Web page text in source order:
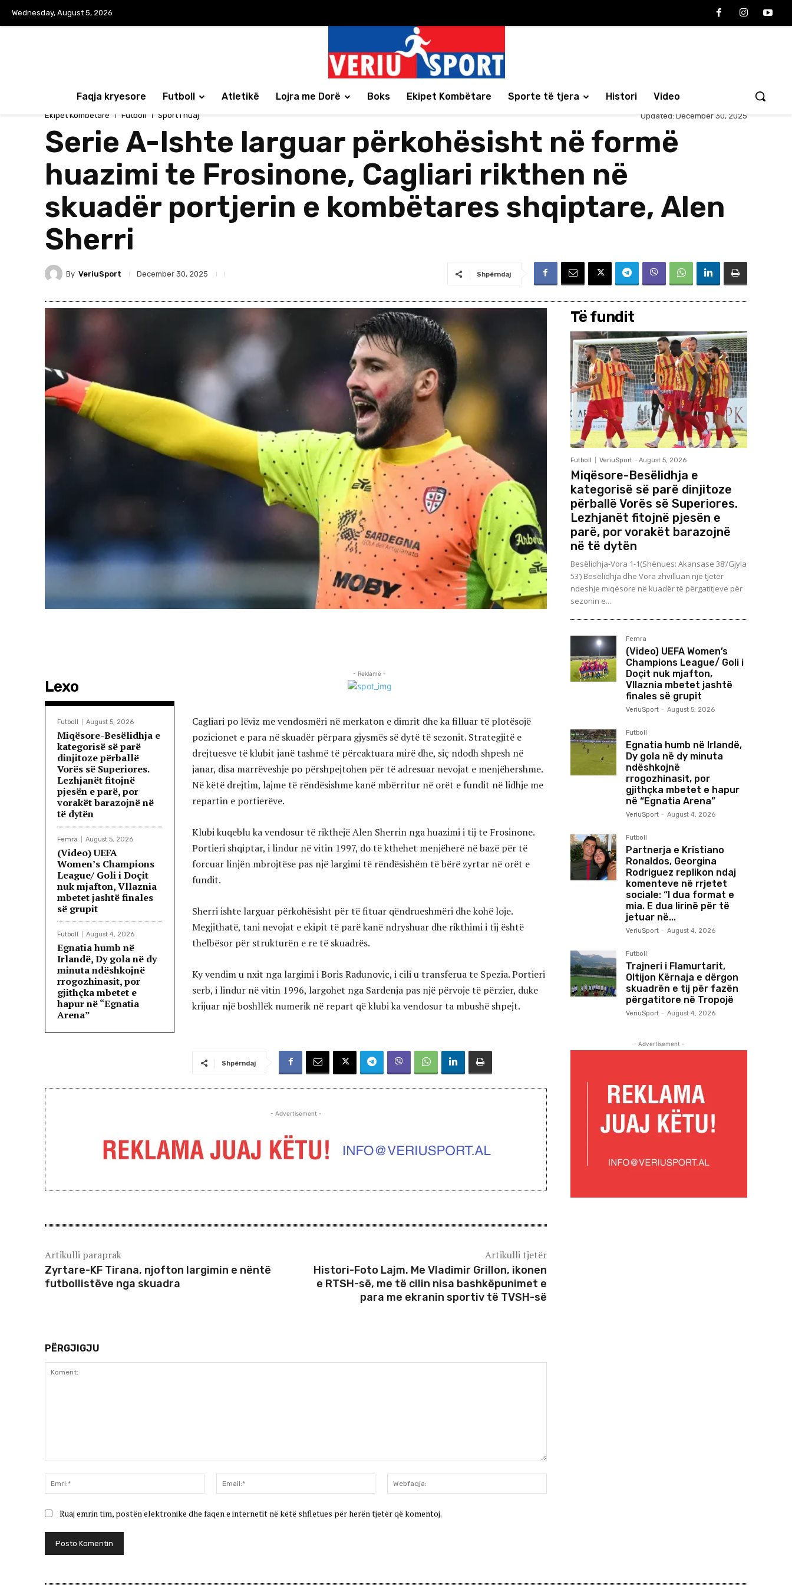
Wednesday, August 5, 2026
Faqja kryesore Futboll Atletikë Lojra me Dorë Boks Ekipet Kombëtare Sporte të tjera Histori Video
Ekipet Kombëtare Futboll Sport i huaj Updated: December 30, 2025
Serie A-Ishte larguar përkohësisht në formë
huazimi te Frosinone, Cagliari rikthen në
skuadër portjerin e kombëtares shqiptare, Alen
Sherri
By VeriuSport December 30, 2025 Shpërndaj
Lexo
Futboll August 5, 2026
Miqësore-Besëlidhja e
kategorisë së parë
dinjitoze përballë
Vorës së Superiores.
Lezhjanët fitojnë
pjesën e parë, por
vorakët barazojnë në
të dytën
Femra August 5, 2026
(Video) UEFA
Women’s Champions
League/ Goli i Doçit
nuk mjafton, Vllaznia
mbetet jashtë finales
së grupit
Futboll August 4, 2026
Egnatia humb në
Irlandë, Dy gola në dy
minuta ndëshkojnë
rrogozhinasit, por
gjithçka mbetet e
hapur në “Egnatia
Arena”
- Reklamë -
Cagliari po lëviz me vendosmëri në merkaton e dimrit dhe ka filluar të plotësojë
pozicionet e para në skuadër përpara gjysmës së dytë të sezonit. Strategjitë e
drejtuesve të klubit janë tashmë të përcaktuara mirë dhe, siç ndodh shpesh në
janar, disa marrëveshje po përshpejtohen për të adresuar nevojat e menjëhershme.
Në këtë drejtim, lajme të rëndësishme kanë mbërritur në orët e fundit në lidhje me
repartin e portierëve.
Klubi kuqeblu ka vendosur të rikthejë Alen Sherrin nga huazimi i tij te Frosinone.
Portieri shqiptar, i lindur në vitin 1997, do të kthehet menjëherë në bazë për të
forcuar linjën mbrojtëse pas një largimi të rëndësishëm të bërë zyrtar në orët e
fundit.
Sherri ishte larguar përkohësisht për të fituar qëndrueshmëri dhe kohë loje.
Megjithatë, tani nevojat e ekipit të parë kanë ndryshuar dhe rikthimi i tij është
thelbësor për strukturën e re të skuadrës.
Ky vendim u nxit nga largimi i Boris Radunovic, i cili u transferua te Spezia. Portieri
serb, i lindur në vitin 1996, largohet nga Sardenja pas një përvoje të përzier, duke
krijuar një boshllëk numerik në repart që klubi ka vendosur ta mbushë shpejt.
Shpërndaj
- Advertisement -
Artikulli paraprak
Zyrtare-KF Tirana, njofton largimin e nëntë
futbollistëve nga skuadra
Artikulli tjetër
Histori-Foto Lajm. Me Vladimir Grillon, ikonen
e RTSH-së, me të cilin nisa bashkëpunimet e
para me ekranin sportiv të TVSH-së
PËRGJIGJU
Emri:*
Email:*
Ruaj emrin tim, postën elektronike dhe faqen e internetit në këtë shfletues për herën tjetër që komentoj.
Të fundit
Futboll VeriuSport - August 5, 2026
Miqësore-Besëlidhja e
kategorisë së parë dinjitoze
përballë Vorës së Superiores.
Lezhjanët fitojnë pjesën e
parë, por vorakët barazojnë
në të dytën
Besëlidhja-Vora 1-1(Shënues: Akansase 38’/Gjyla
53’) Besëlidhja dhe Vora zhvilluan një tjetër
ndeshje miqësore në kuadër të përgatitjeve për
sezonin e...
Femra
(Video) UEFA Women’s
Champions League/ Goli i
Doçit nuk mjafton,
Vllaznia mbetet jashtë
finales së grupit
VeriuSport - August 5, 2026
Futboll
Egnatia humb në Irlandë,
Dy gola në dy minuta
ndëshkojnë
rrogozhinasit, por
gjithçka mbetet e hapur
në “Egnatia Arena”
VeriuSport - August 4, 2026
Futboll
Partnerja e Kristiano
Ronaldos, Georgina
Rodriguez replikon ndaj
komenteve në rrjetet
sociale: “I dua format e
mia. E dua lirinë për të
jetuar në...
VeriuSport - August 4, 2026
Futboll
Trajneri i Flamurtarit,
Oltijon Kërnaja e dërgon
skuadrën e tij për fazën
përgatitore në Tropojë
VeriuSport - August 4, 2026
- Advertisement -